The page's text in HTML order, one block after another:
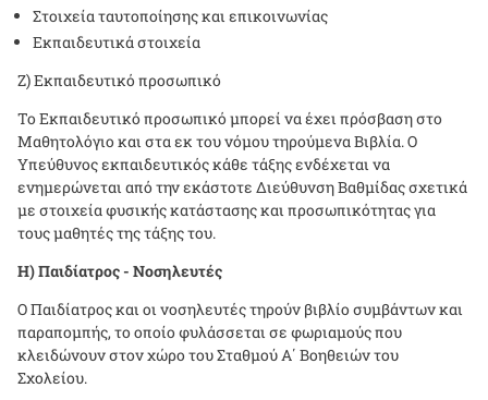
Στοιχεία ταυτοποίησης και επικοινωνίας
Εκπαιδευτικά στοιχεία
Ζ) Εκπαιδευτικό προσωπικό
Το Εκπαιδευτικό προσωπικό μπορεί να έχει πρόσβαση στο
Μαθητολόγιο και στα εκ του νόμου τηρούμενα Βιβλία. Ο
Υπεύθυνος εκπαιδευτικός κάθε τάξης ενδέχεται να
ενημερώνεται από την εκάστοτε Διεύθυνση Βαθμίδας σχετικά
με στοιχεία φυσικής κατάστασης και προσωπικότητας για
τους μαθητές της τάξης του.
Η) Παιδίατρος - Νοσηλευτές
Ο Παιδίατρος και οι νοσηλευτές τηρούν βιβλίο συμβάντων και
παραπομπής, το οποίο φυλάσσεται σε φωριαμούς που
κλειδώνουν στον χώρο του Σταθμού Α΄ Βοηθειών του
Σχολείου.